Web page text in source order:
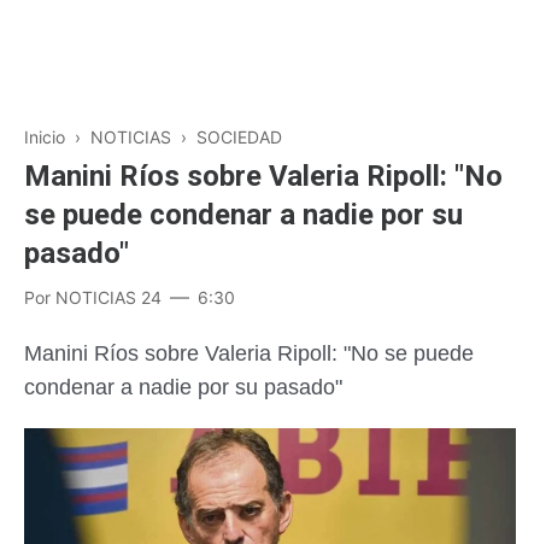
Inicio › NOTICIAS › SOCIEDAD
Manini Ríos sobre Valeria Ripoll: "No
se puede condenar a nadie por su
pasado"
Por NOTICIAS 24 6:30
Manini Ríos sobre Valeria Ripoll: "No se puede
condenar a nadie por su pasado"